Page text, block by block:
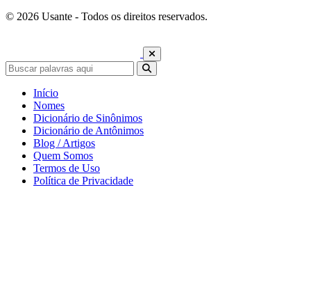
© 2026 Usante - Todos os direitos reservados.
Início
Nomes
Dicionário de Sinônimos
Dicionário de Antônimos
Blog / Artigos
Quem Somos
Termos de Uso
Política de Privacidade